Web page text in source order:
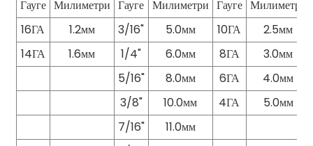
Гауге Милиметри Гауге Милиметри Гауге Милиметри
16ГА
1.2мм 3/16" 5.0мм 10ГА
2.5мм
14ГА
1.6мм 1/4" 6.0мм 8ГА
3.0мм
5/16"
8.0мм 6ГА
4.0мм
3/8"
10.0мм 4ГА
5.0мм
7/16"
11.0мм